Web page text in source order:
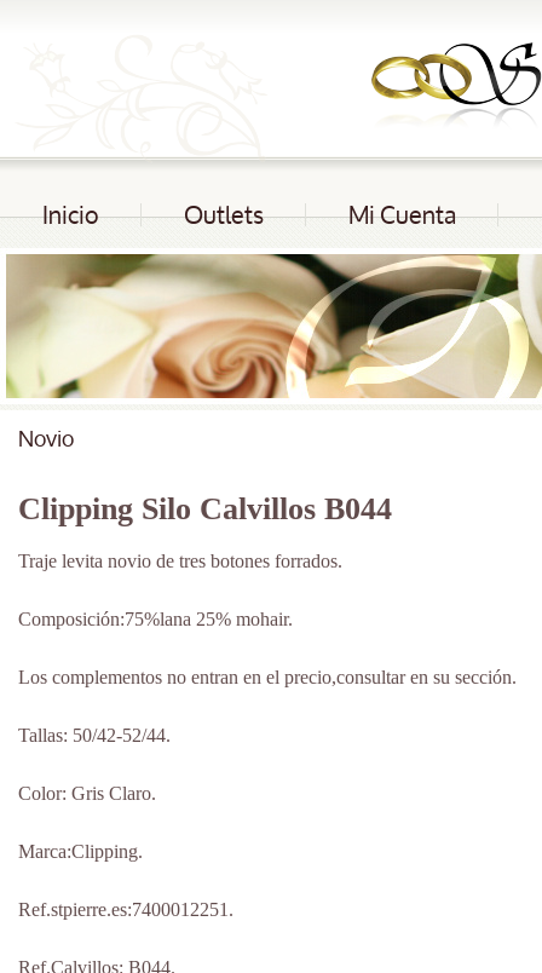
Inicio Outlets Mi Cuenta
Novio
Clipping Silo Calvillos B044
Traje levita novio de tres botones forrados.
Composición:75%lana 25% mohair.
Los complementos no entran en el precio,consultar en su sección.
Tallas: 50/42-52/44.
Color: Gris Claro.
Marca:Clipping.
Ref.stpierre.es:7400012251.
Ref.Calvillos: B044.